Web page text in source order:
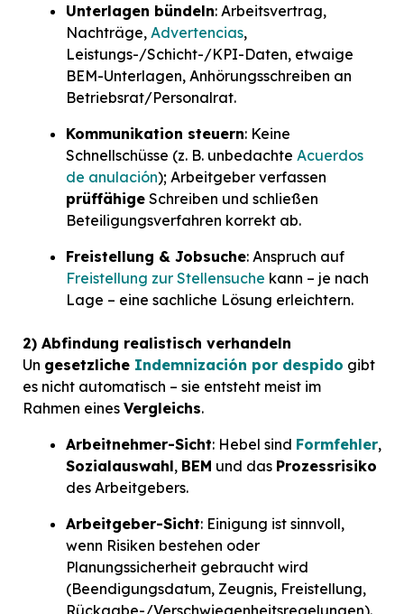
Unterlagen bündeln: Arbeitsvertrag,
Nachträge, Advertencias,
Leistungs-/Schicht-/KPI-Daten, etwaige
BEM-Unterlagen, Anhörungsschreiben an
Betriebsrat/Personalrat.
Kommunikation steuern: Keine
Schnellschüsse (z. B. unbedachte Acuerdos
de anulación); Arbeitgeber verfassen
prüffähige Schreiben und schließen
Beteiligungsverfahren korrekt ab.
Freistellung & Jobsuche: Anspruch auf
Freistellung zur Stellensuche kann – je nach
Lage – eine sachliche Lösung erleichtern.
2) Abfindung realistisch verhandeln
Un gesetzliche Indemnización por despido gibt
es nicht automatisch – sie entsteht meist im
Rahmen eines Vergleichs.
Arbeitnehmer-Sicht: Hebel sind Formfehler,
Sozialauswahl, BEM und das Prozessrisiko
des Arbeitgebers.
Arbeitgeber-Sicht: Einigung ist sinnvoll,
wenn Risiken bestehen oder
Planungssicherheit gebraucht wird
(Beendigungsdatum, Zeugnis, Freistellung,
Rückgabe-/Verschwiegenheitsregelungen).